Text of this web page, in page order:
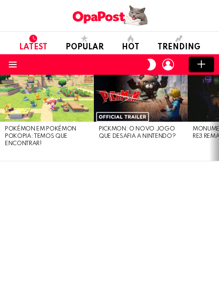
LATEST POPULAR HOT TRENDING
SWITCH
SKIN
LOGIN
LATEST
STORIES
POKÉMON EM POKÉMON
POKOPIA: TEMOS QUE
ENCONTRAR!
PICKMON: O NOVO JOGO
QUE DESAFIA A NINTENDO?
RE3